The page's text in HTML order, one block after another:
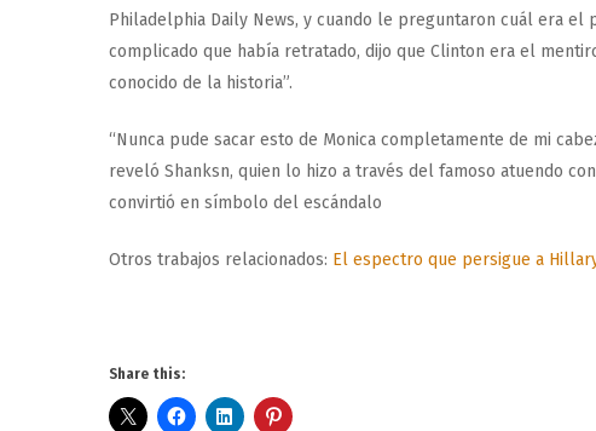
Philadelphia Daily News, y cuando le preguntaron cuál era el
complicado que había retratado, dijo que Clinton era el
conocido de la historia”.
“Nunca pude sacar esto de Monica completamente de mi
reveló Shanksn, quien lo hizo a través del famoso atuendo
convirtió en símbolo del escándalo
Otros trabajos relacionados: El espectro que persigue a
Share this: